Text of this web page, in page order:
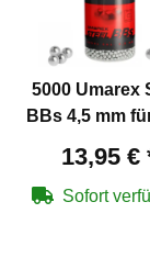
5000 Umarex
BBs 4,5 mm
13,95 €
Sofort